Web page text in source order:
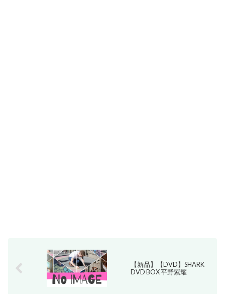
【新品】【DVD】SHARK
DVD BOX 平野紫耀